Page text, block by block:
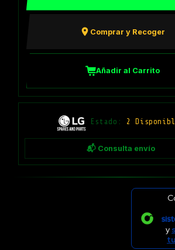
Comprar y Recoger
Añadir al Carrito
Estado: 2
📬 Consulta envío
y